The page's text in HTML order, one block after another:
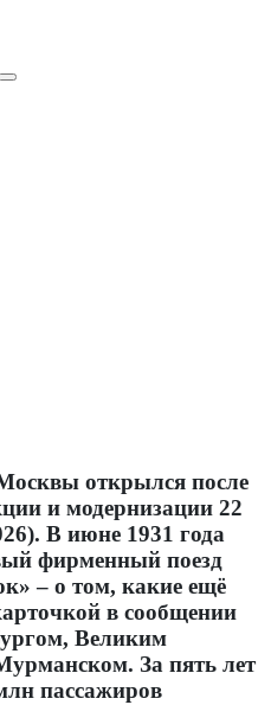
открылся после
и модернизации 22
В июне 1931 года
фирменный поезд
– о том, какие ещё
в сообщении
Великим
За пять лет
пассажиров